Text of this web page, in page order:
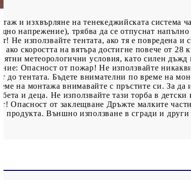
и изхвърляне на тенекеджийската система
напрежение), трябва да се отпуснат напълно
Не използвайте тентата, ако тя е повредена и
скоростта на вятъра достигне повече от 28
метеорологични условия, като силен дъжд
Опасност от пожар! Не използвайте
до тентата. Бъдете внимателни по време на
на монтажа внимавайте с пръстите си. За да
и деца. Не използвайте тази торба в детски
Опасност от заклещване Дръжте малките
Външно използване в сгради и други